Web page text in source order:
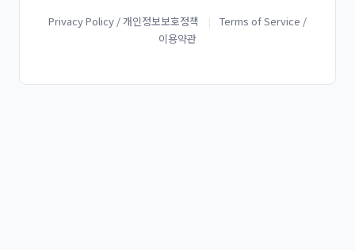
Privacy Policy / 개인정보보호정책 |
Terms of Service /
이용약관